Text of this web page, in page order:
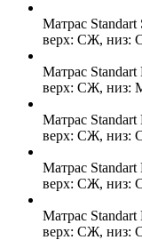
Матрас Standart
верх: СЖ, низ:
Матрас Standart
верх: СЖ, низ:
Матрас Standart
верх: СЖ, низ:
Матрас Standart
верх: СЖ, низ:
Матрас Standart
верх: СЖ, низ: